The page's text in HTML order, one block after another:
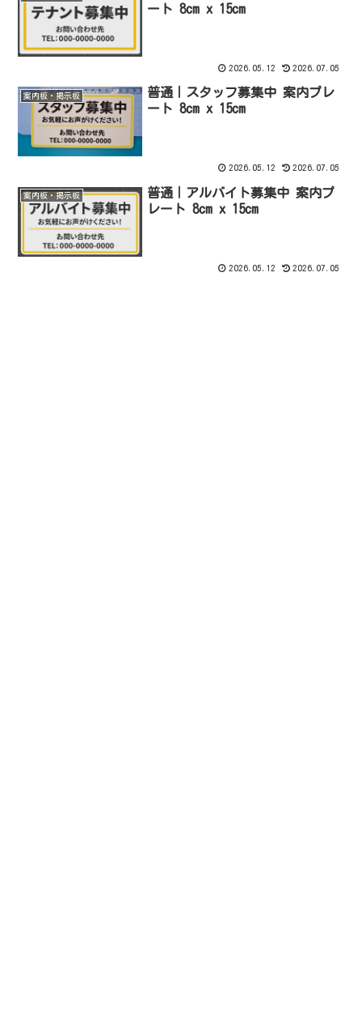
ート 8cm x 15cm
2026.05.12 2026.07.05
案内板・掲示板
普通｜スタッフ募集中 案内プレ
ート 8cm x 15cm
2026.05.12 2026.07.05
案内板・掲示板
普通｜アルバイト募集中 案内プ
レート 8cm x 15cm
2026.05.12 2026.07.05